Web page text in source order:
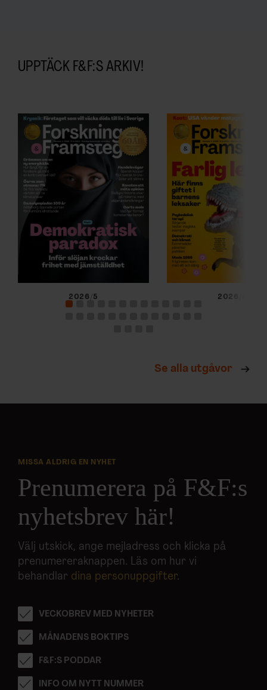
UPPTÄCK F&F:S ARKIV!
2026/5 2026/4
Se alla utgåvor
MISSA ALDRIG EN NYHET
Prenumerera på F&F:s
nyhetsbrev här!
Välj utskick, ange mejladress och klicka på
prenumereraknappen. Läs om hur vi
behandlar dina personuppgifter.
VECKOBREV MED NYHETER
MÅNADENS BOKTIPS
F&F:S PODDAR
INFO OM NYTT NUMMER